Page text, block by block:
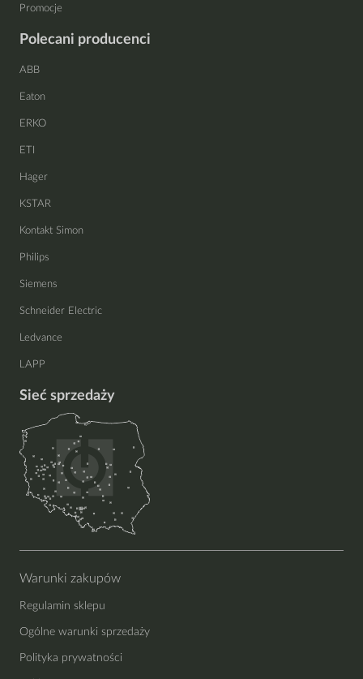
Promocje
Polecani producenci
ABB
Eaton
ERKO
ETI
Hager
KSTAR
Kontakt Simon
Philips
Siemens
Schneider Electric
Ledvance
LAPP
Sieć sprzedaży
Warunki zakupów
Regulamin sklepu
Ogólne warunki sprzedaży
Polityka prywatności